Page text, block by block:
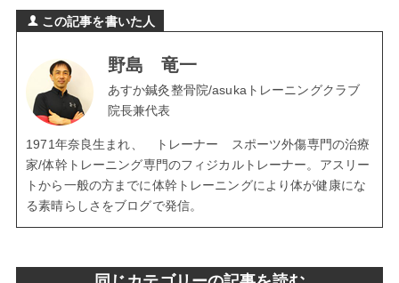
この記事を書いた人
野島 竜一
あすか鍼灸整骨院/asukaトレーニングクラブ
院長兼代表
1971年奈良生まれ、 トレーナー スポーツ外傷専門の治療
家/体幹トレーニング専門のフィジカルトレーナー。アスリー
トから一般の方までに体幹トレーニングにより体が健康にな
る素晴らしさをブログで発信。